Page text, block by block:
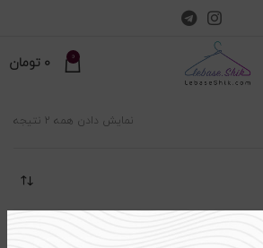
0
0 تومان
نمایش دادن همه ۲ نتیجه